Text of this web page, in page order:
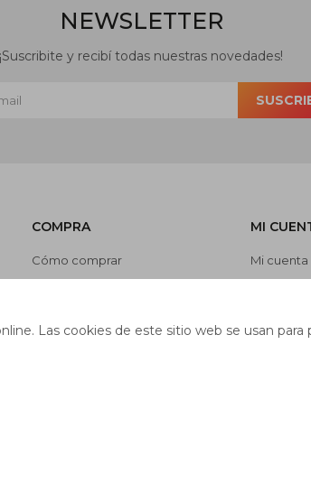
Las cookies de este sitio web se usan
COMPRA
Cómo comprar
MI
Mi cuenta
Wish List
NEWSLETTER
¡Suscribite y recibí todas nuestras novedades!